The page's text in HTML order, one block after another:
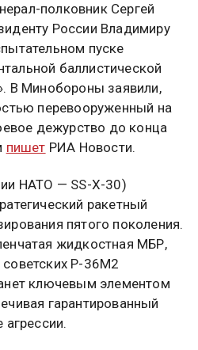
полковник Сергей
России Владимиру
пуске
баллистической
В Минобороны заявили,
перевооруженный на
дежурство до конца
пишет РИА Новости.
НАТО — SS-X-30)
ракетный
пятого поколения.
жидкостная МБР,
Р-36М2
ключевым элементом
гарантированный
агрессии.